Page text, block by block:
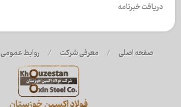
دریافت خبرنامه
صفحه اصلی / معرفی شرکت / روابط عمومی